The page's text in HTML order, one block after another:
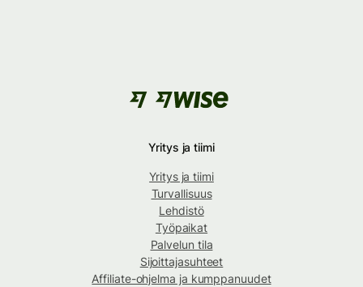
Yritys ja tiimi
Yritys ja tiimi
Turvallisuus
Lehdistö
Työpaikat
Palvelun tila
Sijoittajasuhteet
Affiliate-ohjelma ja kumppanuudet